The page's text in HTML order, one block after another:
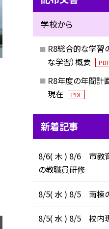
学校から
R8総合的な学習
な学習）概要
PDF
R8年度の年間計画
現在
PDF
新着記事
8/6( 木 ) 8/6 市教
の教職員研修
8/5( 水 ) 8/5 南棟
8/5( 水 ) 8/5 校内